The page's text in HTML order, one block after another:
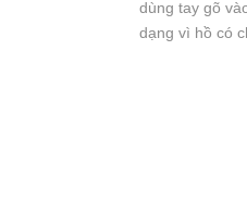
dùng tay gõ
dạng vì hồ có